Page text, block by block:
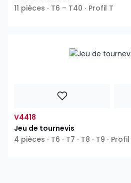
11 pièces ∙ T6 – T40 ∙ Profil T
V4418
Jeu de tournevis
4 pièces ∙ T6 ∙ T7 ∙ T8 ∙ T9 ∙ Profil